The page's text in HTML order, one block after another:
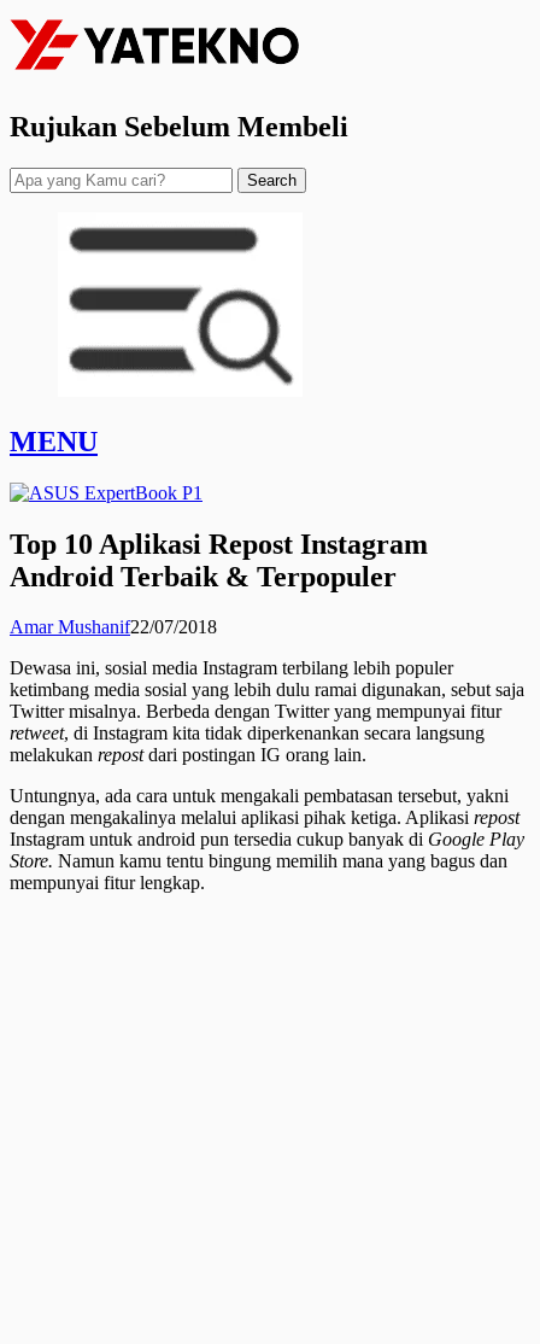
Rujukan Sebelum Membeli
Search
MENU
Top 10 Aplikasi Repost Instagram
Android Terbaik & Terpopuler
Amar Mushanif22/07/2018
Dewasa ini, sosial media Instagram terbilang lebih populer
ketimbang media sosial yang lebih dulu ramai digunakan, sebut saja
Twitter misalnya. Berbeda dengan Twitter yang mempunyai fitur
retweet, di Instagram kita tidak diperkenankan secara langsung
melakukan repostdari postingan IG orang lain.
Untungnya, ada cara untuk mengakali pembatasan tersebut, yakni
dengan mengakalinya melalui aplikasi pihak ketiga. Aplikasi repost
Instagram untuk android pun tersedia cukup banyak di Google Play
Store. Namun kamu tentu bingung memilih mana yang bagus dan
mempunyai fitur lengkap.